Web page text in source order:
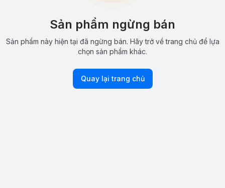
Sản phẩm ngừng bán
Sản phẩm này hiện tại đã ngừng bán. Hãy trở về trang chủ để lựa
chọn sản phẩm khác.
Quay lại trang chủ